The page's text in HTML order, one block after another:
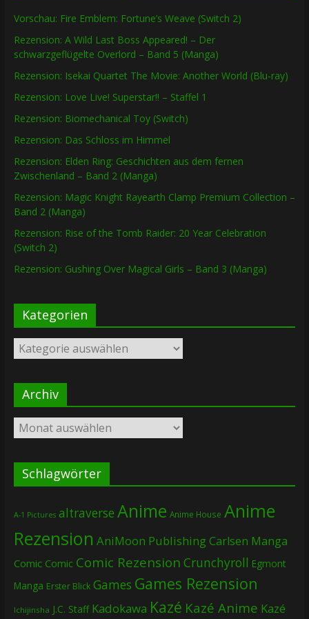
Vorschau: Fire Emblem: Fortune’s Weave (Switch 2)
Rezension: A Wild Last Boss Appeared! – Der
schwarzgeflügelte Overlord – Band 5 (Manga)
Rezension: Isekai Quartet The Movie: Another World (Blu-ray)
Rezension: Love Live! Superstar!! – Staffel 1
Rezension: Biomechanical Toy (Switch)
Rezension: Das Schloss im Himmel
Rezension: Elden Ring: Geschichten aus dem fernen
Zwischenland – Band 2 (Manga)
Rezension: Magic Knight Rayearth Clamp Premium Collection –
Band 2 (Manga)
Rezension: Rise of the Tomb Raider: 20 Year Celebration
(Switch 2)
Rezension: Gushing Over Magical Girls – Band 3 (Manga)
Kategorien
Kategorien
Archiv
Archiv
Schlagwörter
A-1 Pictures altraverse Anime Anime House Anime
Rezension AniMoon PublishingCarlsen Manga
Comic Comic Comic Rezension Crunchyroll Egmont
Manga Erster Blick Games Games Rezension
Ichijinsha J.C. Staff Kadokawa Kazé Kazé Anime Kazé